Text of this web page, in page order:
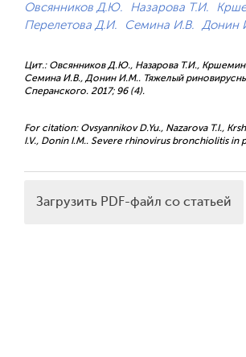
Овсянников Д.Ю. Назарова Т.И.
Перелетова Д.И.
Семина И.В. Донин
Цит.: Овсянников Д.Ю., Назарова Т.И.,
Семина И.В., Донин И.М.. Тяжелый
Сперанского. 2017; 96 (4).
For citation: Ovsyannikov D.Yu., Nazarova T.I.,
I.V., Donin I.M.. Severe rhinovirus bronchiolitis in
Загрузить PDF-файл со статьей